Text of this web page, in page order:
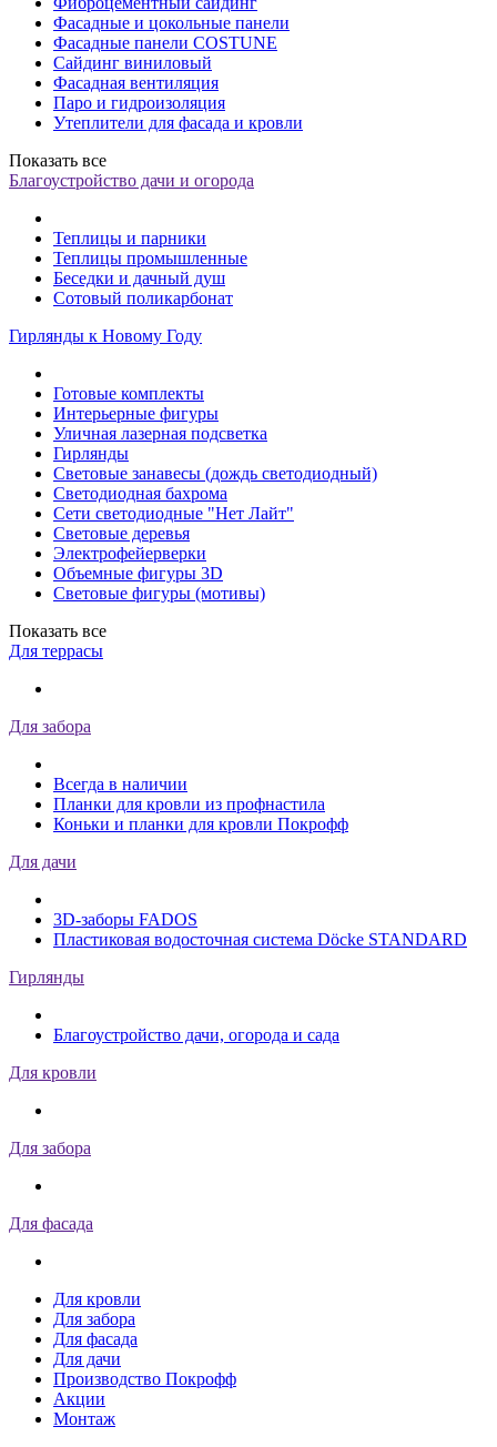
Фасадные и цокольные панели
Фасадные панели COSTUNE
Сайдинг виниловый
Фасадная вентиляция
Паро и гидроизоляция
Утеплители для фасада и кровли
Показать все
Благоустройство дачи и огорода
Теплицы и парники
Теплицы промышленные
Беседки и дачный душ
Сотовый поликарбонат
Гирлянды к Новому Году
Готовые комплекты
Интерьерные фигуры
Уличная лазерная подсветка
Гирлянды
Световые занавесы (дождь светодиодный)
Светодиодная бахрома
Сети светодиодные "Нет Лайт"
Световые деревья
Электрофейерверки
Объемные фигуры 3D
Световые фигуры (мотивы)
Показать все
Для террасы
Для забора
Всегда в наличии
Планки для кровли из профнастила
Коньки и планки для кровли Покрофф
Для дачи
3D-заборы FADOS
Пластиковая водосточная система Döcke STANDARD
Гирлянды
Благоустройство дачи, огорода и сада
Для кровли
Для забора
Для фасада
Для кровли
Для забора
Для фасада
Для дачи
Производство Покрофф
Акции
Монтаж